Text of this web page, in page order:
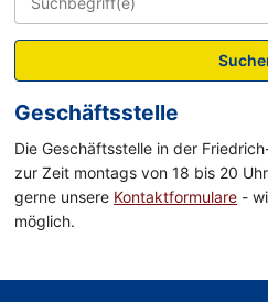
Geschäftsstelle
Die Geschäftsstelle in der
zur Zeit montags von 18 bis 20
gerne unsere Kontaktformulare -
möglich.